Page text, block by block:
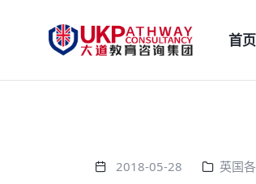
首页
2018-05-28 英国